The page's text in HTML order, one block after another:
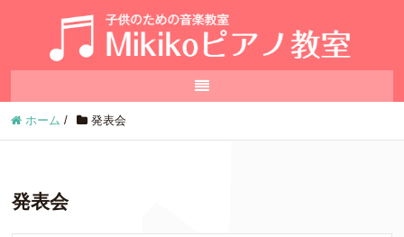
ホーム / 発表会
発表会